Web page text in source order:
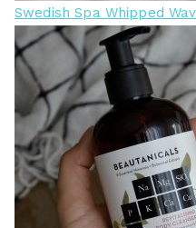
Swedish Spa Whipped